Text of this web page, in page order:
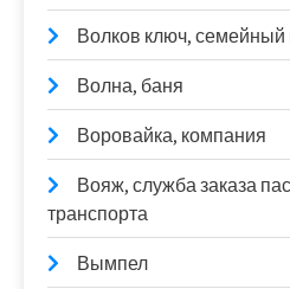
Волков ключ, семейный
Волна, баня
Воровайка, компания
Вояж, служба заказа
транспорта
Вымпел